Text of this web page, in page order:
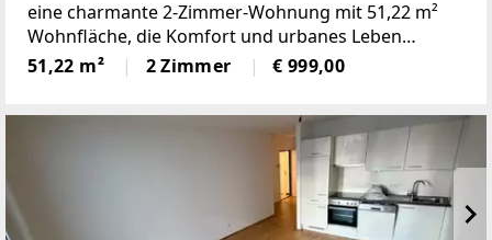
eine charmante 2-Zimmer-Wohnung mit 51,22 m²
Wohnfläche, die Komfort und urbanes Leben
perfekt verbindet. Die Wohnung befindet sich in der
1. Etage eines gepflegten Hauses und besticht
51,22 m² 2 Zimmer € 999,00